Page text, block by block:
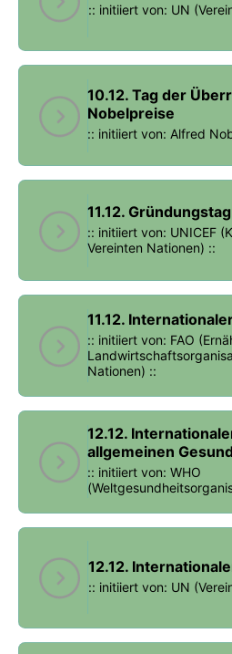
:: initiiert von: UN
10.12. Tag der
Nobelpreise
:: initiiert von: Alfred
11.12.
:: initiiert von: UNICEF
Vereinten Nationen) ::
11.12.
:: initiiert von: FAO
Nationen) ::
12.12.
allgemeinen
:: initiiert von: WHO
12.12.
:: initiiert von: UN